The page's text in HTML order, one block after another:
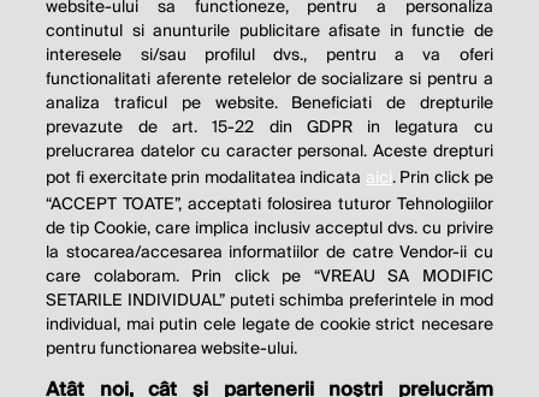
THE SOCIAL RESPONSIBILITY OF
BUSINESS IS TO INCREASE ITS
PROFITS.
Milton Friedman
© 2026 Profit.ro. Toate drepturile rezervate.
Dezvoltat de1616.ro
website-ului sa functioneze, pentru a personaliza
continutul si anunturile publicitare afisate in functie de
interesele si/sau profilul dvs., pentru a va oferi
functionalitati aferente retelelor de socializare si pentru a
analiza traficul pe website. Beneficiati de drepturile
prevazute de art. 15-22 din GDPR in legatura cu
prelucrarea datelor cu caracter personal. Aceste drepturi
pot fi exercitate prin modalitatea indicata aici. Prin click pe
“ACCEPT TOATE”, acceptati folosirea tuturor Tehnologiilor
de tip Cookie, care implica inclusiv acceptul dvs. cu privire
la stocarea/accesarea informatiilor de catre Vendor-ii cu
care colaboram. Prin click pe “VREAU SA MODIFIC
SETARILE INDIVIDUAL” puteti schimba preferintele in mod
individual, mai putin cele legate de cookie strict necesare
pentru functionarea website-ului.